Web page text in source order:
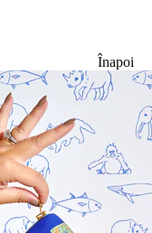
Înapoi